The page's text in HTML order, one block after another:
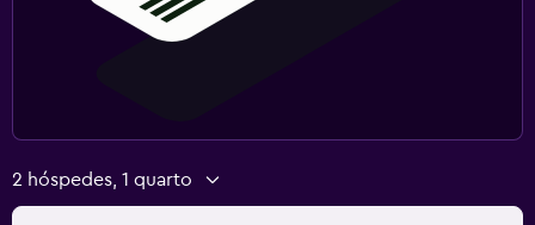
2 hóspedes, 1 quarto